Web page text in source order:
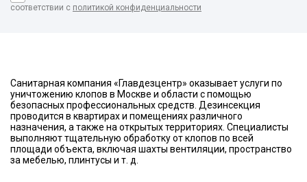
соответствии с политикой конфиденциальности
Санитарная компания «Главдезцентр» оказывает услуги по
уничтожению клопов в Москве и области с помощью
безопасных профессиональных средств. Дезинсекция
проводится в квартирах и помещениях различного
назначения, а также на открытых территориях. Специалисты
выполняют тщательную обработку от клопов по всей
площади объекта, включая шахты вентиляции, пространство
за мебелью, плинтусы и т. д.